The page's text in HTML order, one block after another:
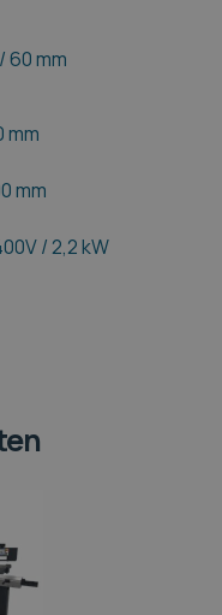
60 mm
mm
mm
/ 2,2 kW